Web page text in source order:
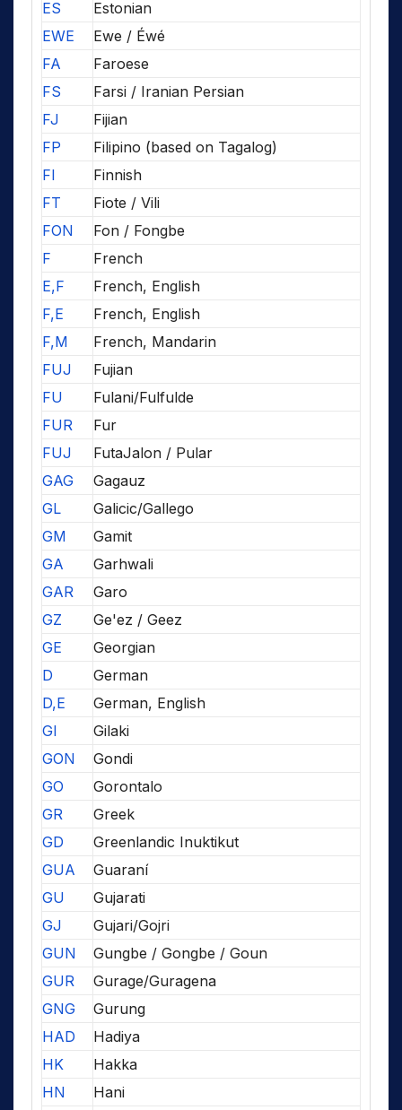
ES
Estonian
EWE
Ewe / Éwé
FA
Faroese
FS
Farsi / Iranian Persian
FJ
Fijian
FP
Filipino (based on Tagalog)
FI
Finnish
FT
Fiote / Vili
FON
Fon / Fongbe
F
French
E,F
French, English
F,E
French, English
F,M
French, Mandarin
FUJ
Fujian
FU
Fulani/Fulfulde
FUR
Fur
FUJ
FutaJalon / Pular
GAG
Gagauz
GL
Galicic/Gallego
GM
Gamit
GA
Garhwali
GAR
Garo
GZ
Ge'ez / Geez
GE
Georgian
D
German
D,E
German, English
GI
Gilaki
GON
Gondi
GO
Gorontalo
GR
Greek
GD
Greenlandic Inuktikut
GUA
Guaraní
GU
Gujarati
GJ
Gujari/Gojri
GUN
Gungbe / Gongbe / Goun
GUR
Gurage/Guragena
GNG
Gurung
HAD
Hadiya
HK
Hakka
HN
Hani